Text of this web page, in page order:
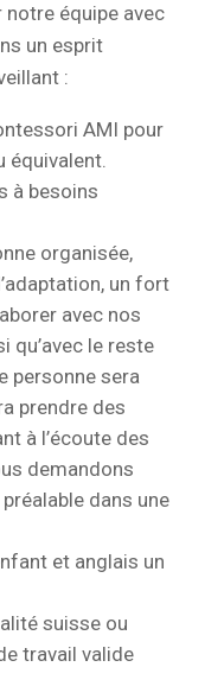
équipe avec
un esprit
:
AMI pour
équivalent.
à besoins
organisée,
un fort
avec nos
qu’avec le reste
personne sera
prendre des
à l’écoute des
demandons
dans une
et anglais un
suisse ou
travail valide